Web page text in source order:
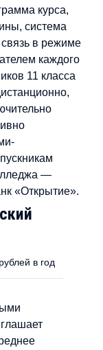
курса,
система
в режиме
каждого
11 класса
—
«Открытие».
в год